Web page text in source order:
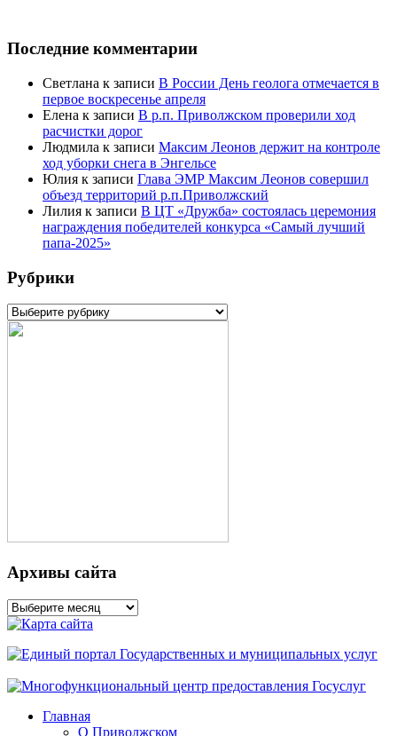
Последние комментарии
Светлана к записи В России День геолога отмечается в
первое воскресенье апреля
Елена к записи В р.п. Приволжском проверили ход
расчистки дорог
Людмила к записи Максим Леонов держит на контроле
ход уборки снега в Энгельсе
Юлия к записи Глава ЭМР Максим Леонов совершил
объезд территорий р.п.Приволжский
Лилия к записи В ЦТ «Дружба» состоялась церемония
награждения победителей конкурса «Самый лучший
папа-2025»
Рубрики
Рубрики
Архивы сайта
Архивы
сайта
Главная
О Приволжском